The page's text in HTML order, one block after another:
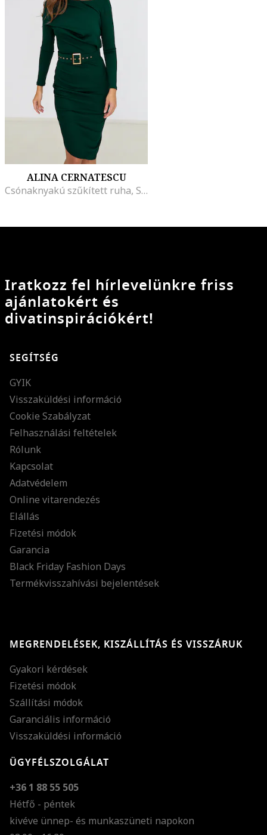
ALINA CERNATESCU
Csónaknyakú szűkített ruha, Sötétzöld
Iratkozz fel hírlevelünkre friss
ajánlatokért és
divatinspirációkért!
SEGÍTSÉG
GYIK
Visszaküldési információ
Cookie Szabályzat
Felhasználási feltételek
Rólunk
Kapcsolat
Adatvédelem
Online vitarendezés
Elállás
Fizetési módok
Garancia
Black Friday Fashion Days
Termékvisszahívási bejelentések
MEGRENDELÉSEK, KISZÁLLÍTÁS ÉS VISSZÁRUK
Gyakori kérdések
Fizetési módok
Szállítási módok
Garanciális információ
Visszaküldési információ
ÜGYFÉLSZOLGÁLAT
+36 1 88 55 505
Hétfő - péntek
kivéve ünnep- és munkaszüneti napokon